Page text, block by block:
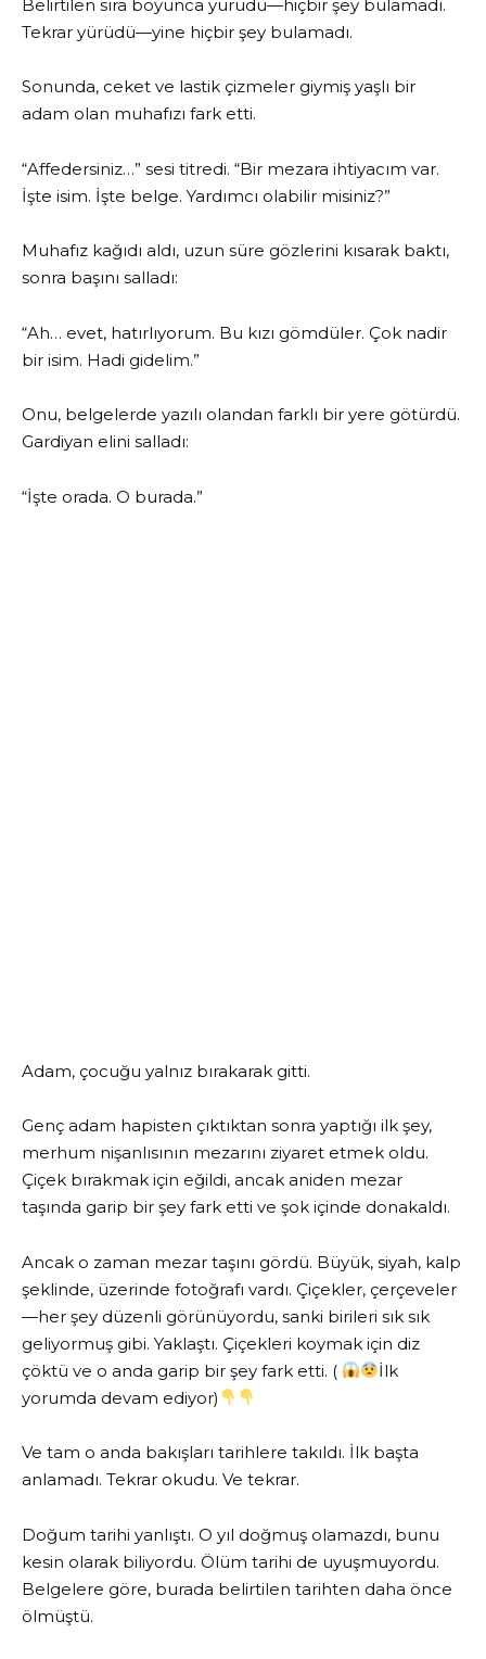
Belirtilen sıra boyunca yürüdü—hiçbir şey bulamadı.
Tekrar yürüdü—yine hiçbir şey bulamadı.
Sonunda, ceket ve lastik çizmeler giymiş yaşlı bir
adam olan muhafızı fark etti.
“Affedersiniz…” sesi titredi. “Bir mezara ihtiyacım var.
İşte isim. İşte belge. Yardımcı olabilir misiniz?”
Muhafız kağıdı aldı, uzun süre gözlerini kısarak baktı,
sonra başını salladı:
“Ah… evet, hatırlıyorum. Bu kızı gömdüler. Çok nadir
bir isim. Hadi gidelim.”
Onu, belgelerde yazılı olandan farklı bir yere götürdü.
Gardiyan elini salladı:
“İşte orada. O burada.”
Adam, çocuğu yalnız bırakarak gitti.
Genç adam hapisten çıktıktan sonra yaptığı ilk şey,
merhum nişanlısının mezarını ziyaret etmek oldu.
Çiçek bırakmak için eğildi, ancak aniden mezar
taşında garip bir şey fark etti ve şok içinde donakaldı.
Ancak o zaman mezar taşını gördü. Büyük, siyah, kalp
şeklinde, üzerinde fotoğrafı vardı. Çiçekler, çerçeveler
—her şey düzenli görünüyordu, sanki birileri sık sık
geliyormuş gibi. Yaklaştı. Çiçekleri koymak için diz
çöktü ve o anda garip bir şey fark etti. (
İlk
yorumda devam ediyor)
Ve tam o anda bakışları tarihlere takıldı. İlk başta
anlamadı. Tekrar okudu. Ve tekrar.
Doğum tarihi yanlıştı. O yıl doğmuş olamazdı, bunu
kesin olarak biliyordu. Ölüm tarihi de uyuşmuyordu.
Belgelere göre, burada belirtilen tarihten daha önce
ölmüştü.